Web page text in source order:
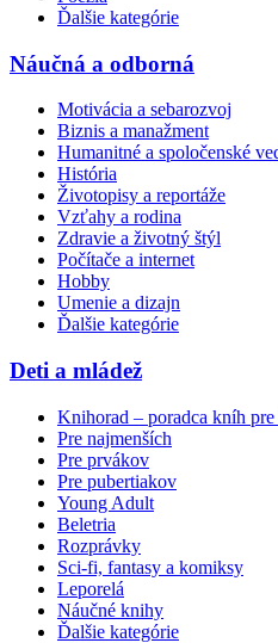
Ďalšie kategórie
Náučná a odborná
Motivácia a sebarozvoj
Biznis a manažment
Humanitné a spoločenské
História
Životopisy a reportáže
Vzťahy a rodina
Zdravie a životný štýl
Počítače a internet
Hobby
Umenie a dizajn
Ďalšie kategórie
Deti a mládež
Knihorad – poradca kníh pre
Pre najmenších
Pre prvákov
Pre pubertiakov
Young Adult
Beletria
Rozprávky
Sci-fi, fantasy a komiksy
Leporelá
Náučné knihy
Ďalšie kategórie